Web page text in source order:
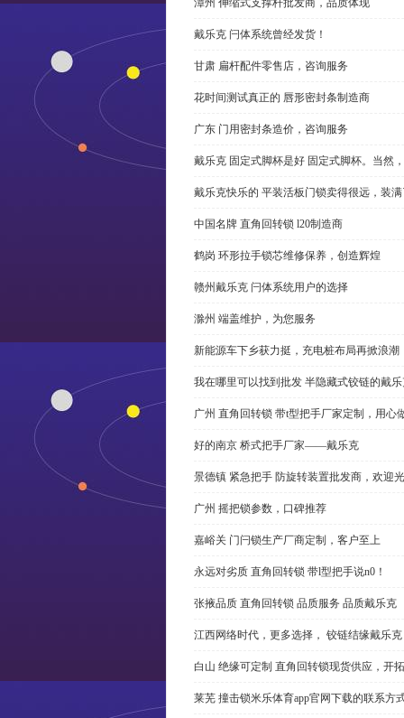
漳州 伸缩式支撑杆批发商，品质体现
戴乐克 闩体系统曾经发货！
甘肃 扁杆配件零售店，咨询服务
花时间测试真正的 唇形密封条制造商
广东 门用密封条造价，咨询服务
戴乐克 固定式脚杯是好 固定式脚杯。当然
戴乐克快乐的 平装活板门锁卖得很远，装
中国名牌 直角回转锁 l20制造商
鹤岗 环形拉手锁芯维修保养，创造辉煌
赣州戴乐克 闩体系统用户的选择
滁州 端盖维护，为您服务
新能源车下乡获力挺，充电桩布局再掀浪潮
我在哪里可以找到批发 半隐藏式铰链的戴
广州 直角回转锁 带t型把手厂家定制，用心
好的南京 桥式把手厂家——戴乐克
景德镇 紧急把手 防旋转装置批发商，欢迎
广州 摇把锁参数，口碑推荐
嘉峪关 门闩锁生产厂商定制，客户至上
永远对劣质 直角回转锁 带l型把手说n0！
张掖品质 直角回转锁 品质服务 品质戴乐克
江西网络时代，更多选择， 铰链结缘戴乐克
白山 绝缘可定制 直角回转锁现货供应，开
莱芜 撞击锁米乐体育app官网下载的联系方